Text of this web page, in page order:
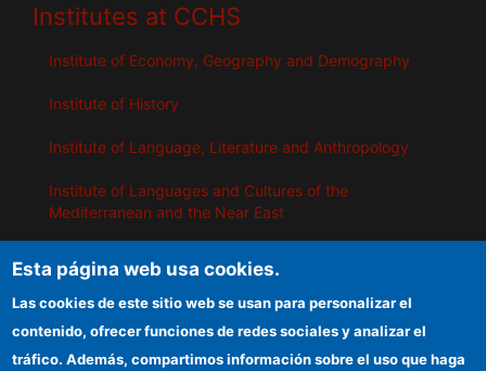
Institutes at CCHS
Institute of Economy, Geography and Demography
Institute of History
Institute of Language, Literature and Anthropology
Institute of Languages ​​and Cultures of the
Mediterranean and the Near East
Institute of Public Policies and Goods
Esta página web usa cookies.
Las cookies de este sitio web se usan para personalizar el
contenido, ofrecer funciones de redes sociales y analizar el
tráfico. Además, compartimos información sobre el uso que haga